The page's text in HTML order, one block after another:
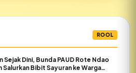
ROOL
Sejak Dini, Bunda PAUD Rote Ndao
Salurkan Bibit Sayuran ke Warga